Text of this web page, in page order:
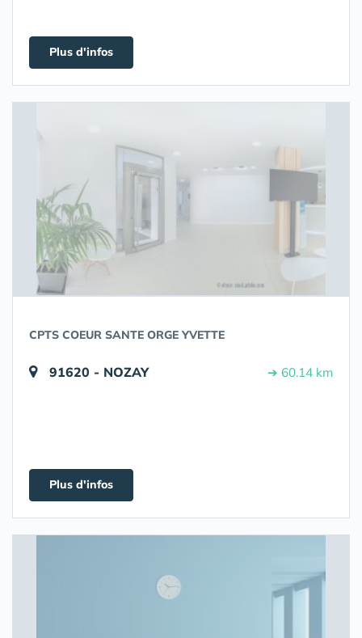
Plus d'infos
CPTS COEUR SANTE ORGE YVETTE
91620 - NOZAY ➔ 60.14 km
Plus d'infos